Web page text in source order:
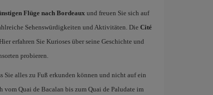
Flüge nach Bordeaux und freuen Sie sich auf
Sehenswürdigkeiten und Aktivitäten. Die Cité
erfahren Sie Kurioses über seine Geschichte und
probieren.
Sie alles zu Fuß erkunden können und nicht auf ein
vom Quai de Bacalan bis zum Quai de Paludate im